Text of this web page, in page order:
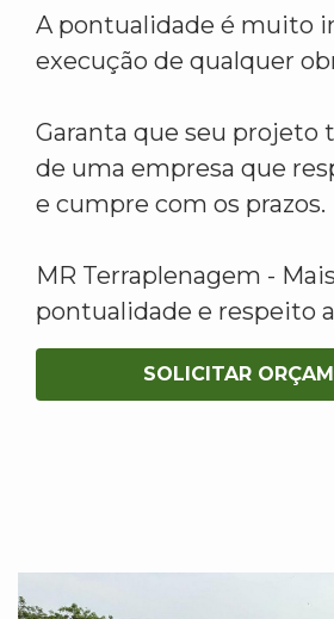
A pontualidade é muito
execução de qualquer
Garanta que seu projeto
de uma empresa que
e cumpre com os prazos.
MR Terraplenagem -
pontualidade e respeito
SOLICITAR